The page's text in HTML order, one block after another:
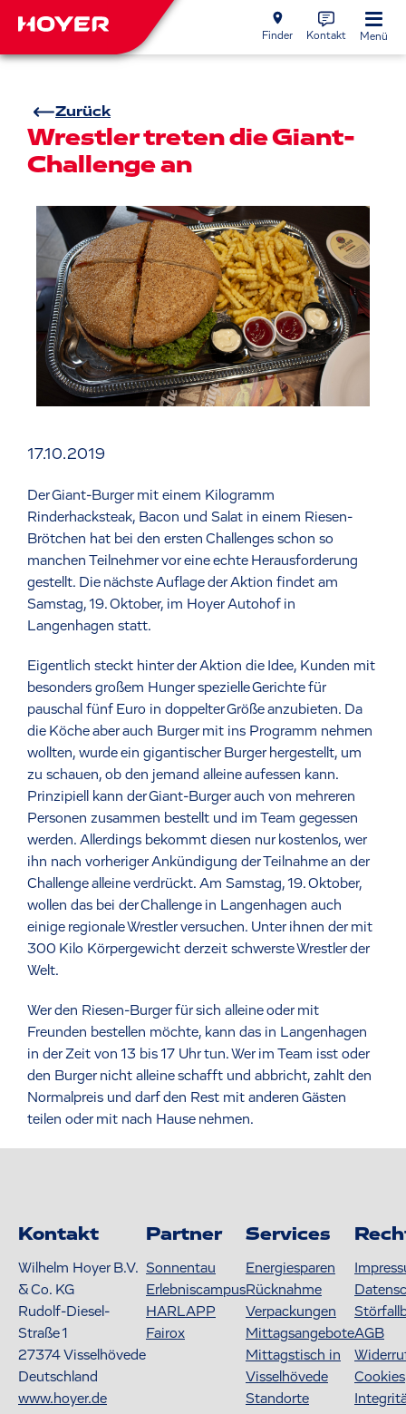
Finder Kontakt Menü
Zurück
Wrestler treten die Giant-
Challenge an
17.10.2019
Der Giant-Burger mit einem Kilogramm
Rinderhacksteak, Bacon und Salat in einem Riesen-
Brötchen hat bei den ersten Challenges schon so
manchen Teilnehmer vor eine echte Herausforderung
gestellt. Die nächste Auflage der Aktion findet am
Samstag, 19. Oktober, im Hoyer Autohof in
Langenhagen statt.
Eigentlich steckt hinter der Aktion die Idee, Kunden mit
besonders großem Hunger spezielle Gerichte für
pauschal fünf Euro in doppelter Größe anzubieten. Da
die Köche aber auch Burger mit ins Programm nehmen
wollten, wurde ein gigantischer Burger hergestellt, um
zu schauen, ob den jemand alleine aufessen kann.
Prinzipiell kann der Giant-Burger auch von mehreren
Personen zusammen bestellt und im Team gegessen
werden. Allerdings bekommt diesen nur kostenlos, wer
ihn nach vorheriger Ankündigung der Teilnahme an der
Challenge alleine verdrückt. Am Samstag, 19. Oktober,
wollen das bei der Challenge in Langenhagen auch
einige regionale Wrestler versuchen. Unter ihnen der mit
300 Kilo Körpergewicht derzeit schwerste Wrestler der
Welt.
Wer den Riesen-Burger für sich alleine oder mit
Freunden bestellen möchte, kann das in Langenhagen
in der Zeit von 13 bis 17 Uhr tun. Wer im Team isst oder
den Burger nicht alleine schafft und abbricht, zahlt den
Normalpreis und darf den Rest mit anderen Gästen
teilen oder mit nach Hause nehmen.
Kontakt
Wilhelm Hoyer B.V.
& Co. KG
Rudolf-Diesel-
Straße 1
27374Visselhövede
Deutschland
www.hoyer.de
Partner
Sonnentau
Erlebniscampus
HARLAPP
Fairox
Services
Energiesparen
Rücknahme
Verpackungen
Mittagsangebote
Mittagstisch in
Visselhövede
Standorte
AGB
Cookies